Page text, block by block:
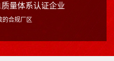
质量体系认证企业
的合规厂区